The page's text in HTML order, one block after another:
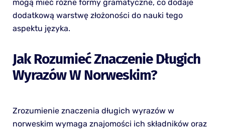
mogą mieć różne formy gramatyczne, co dodaje
dodatkową warstwę złożoności do nauki tego
aspektu języka.
Jak Rozumieć Znaczenie Długich
Wyrazów W Norweskim?
Zrozumienie znaczenia długich wyrazów w
norweskim wymaga znajomości ich składników oraz